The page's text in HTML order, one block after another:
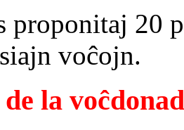
proponitaj 20
voĉojn.
la